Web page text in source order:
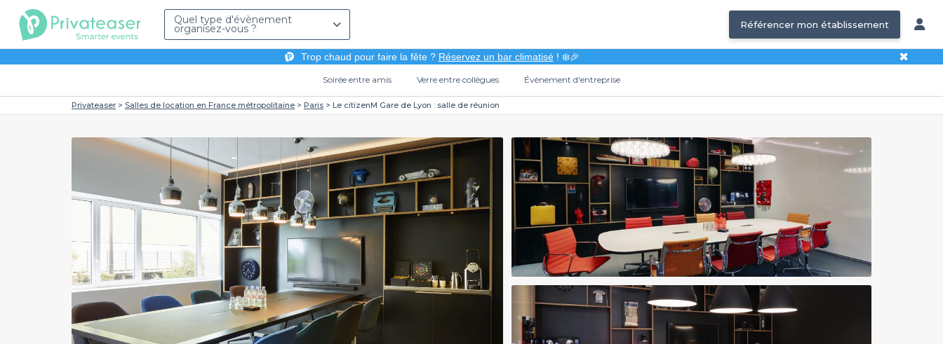
Quel type d'évènement
organisez-vous ? Référencer mon établissement
Trop chaud pour faire la fête ? Réservez un bar climatisé! ❄️🎉 ✖
Soirée entre amis Verre entre collègues Évènement d'entreprise
Privateaser Salles de location en France métropolitaine Paris Le citizenM Gare de Lyon : salle de réunion